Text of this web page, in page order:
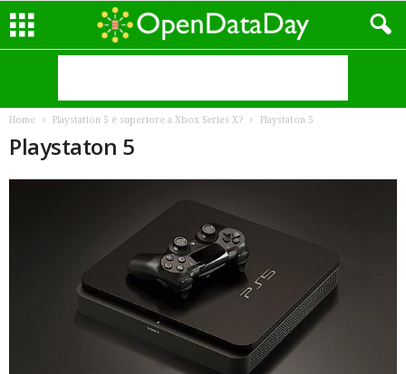
Home Playstation 5 è superiore a Xbox Series X? Playstaton 5
Playstaton 5